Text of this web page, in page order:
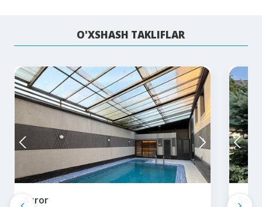
O'XSHASH TAKLIFLAR
Asror